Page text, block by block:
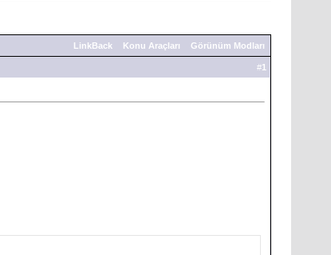
LinkBack Konu Araçları Görünüm Modları
#1